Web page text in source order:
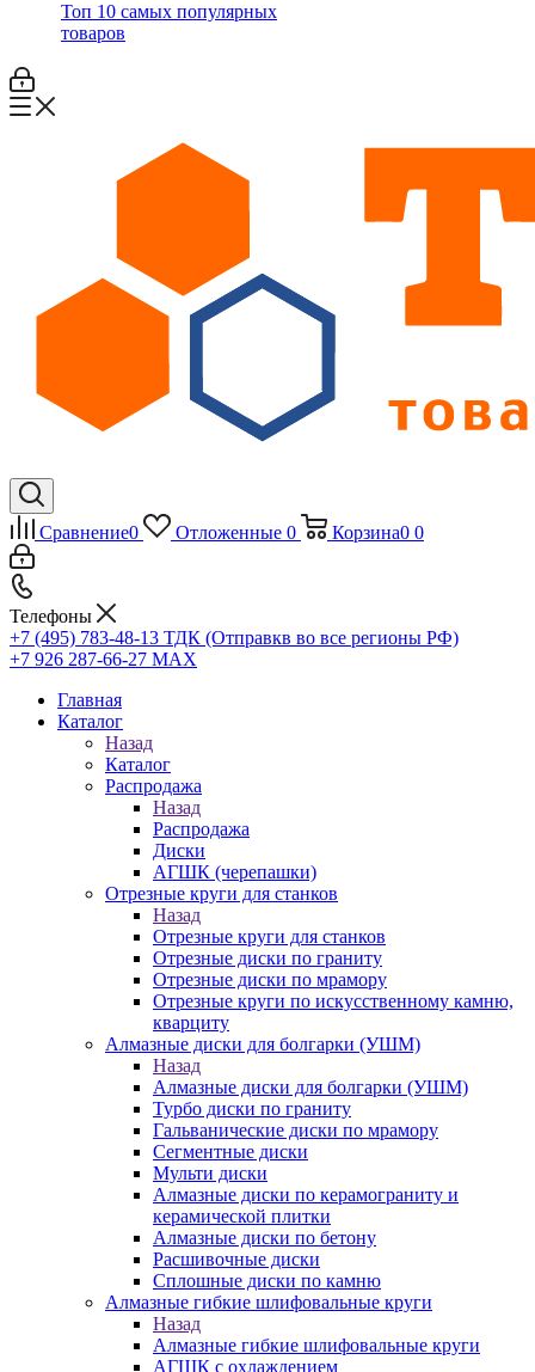
Топ 10 самых популярных
товаров
Сравнение0 Отложенные 0 Корзина0 0
Телефоны
+7 (495) 783-48-13 ТДК (Отправкв во все регионы РФ)
+7 926 287-66-27 МАХ
Главная
Каталог
Назад
Каталог
Распродажа
Назад
Распродажа
Диски
АГШК (черепашки)
Отрезные круги для станков
Назад
Отрезные круги для станков
Отрезные диски по граниту
Отрезные диски по мрамору
Отрезные круги по искусственному камню,
кварциту
Алмазные диски для болгарки (УШМ)
Назад
Алмазные диски для болгарки (УШМ)
Турбо диски по граниту
Гальванические диски по мрамору
Сегментные диски
Мульти диски
Алмазные диски по керамограниту и
керамической плитки
Алмазные диски по бетону
Расшивочные диски
Сплошные диски по камню
Алмазные гибкие шлифовальные круги
Назад
Алмазные гибкие шлифовальные круги
АГШК с охлаждением